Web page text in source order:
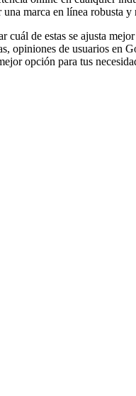
marca en línea robusta y
de estas se ajusta
opiniones de usuarios en
opción para tus